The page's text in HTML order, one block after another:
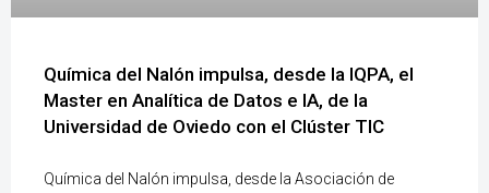
Química del Nalón impulsa, desde la IQPA, el
Master en Analítica de Datos e IA, de la
Universidad de Oviedo con el Clúster TIC
Química del Nalón impulsa, desde la Asociación de